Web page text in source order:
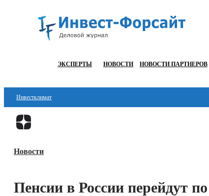
ЭКСПЕРТЫ НОВОСТИ НОВОСТИ ПАРТНЕРОВ
Инвестклимат
Финансы
Блокчейн
Новости
Пенсии в России перейдут по